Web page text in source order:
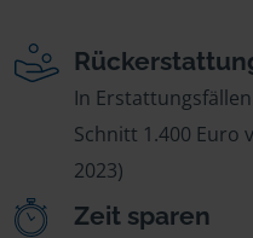
In
Schnitt 1.400 Euro
2023)
Zeit sparen